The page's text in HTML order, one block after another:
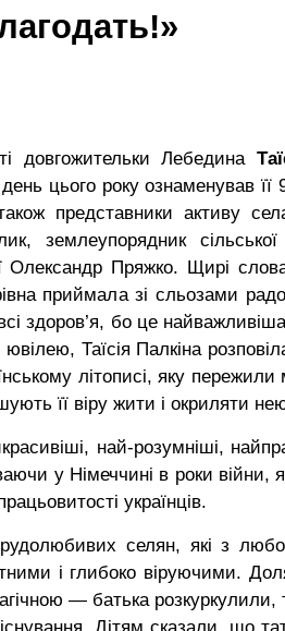
довгожительки Лебедина
цього року ознаменував її
представники активу
землеупорядник
Олександр Пряжко. Щирі
приймала зі сльозами
здоров’я, бо це найважливіша
Таїсія Палкіна розповіла
літописі, яку
її віру жити і окриляти
най-розумніші,
у Німеччині в роки війни,
українців.
селян, які з
і глибоко віруючими.
— батька